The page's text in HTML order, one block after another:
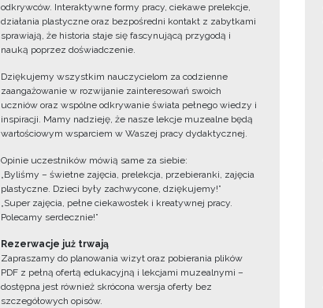
odkrywców. Interaktywne formy pracy, ciekawe prelekcje,
działania plastyczne oraz bezpośredni kontakt z zabytkami
sprawiają, że historia staje się fascynującą przygodą i
nauką poprzez doświadczenie.
Dziękujemy wszystkim nauczycielom za codzienne
zaangażowanie w rozwijanie zainteresowań swoich
uczniów oraz wspólne odkrywanie świata pełnego wiedzy i
inspiracji. Mamy nadzieję, że nasze lekcje muzealne będą
wartościowym wsparciem w Waszej pracy dydaktycznej.
Opinie uczestników mówią same za siebie:
„Byliśmy – świetne zajęcia, prelekcja, przebieranki, zajęcia
plastyczne. Dzieci były zachwycone, dziękujemy!”
„Super zajęcia, pełne ciekawostek i kreatywnej pracy.
Polecamy serdecznie!”
Rezerwacje już trwają
Zapraszamy do planowania wizyt oraz pobierania plików
PDF z pełną ofertą edukacyjną i lekcjami muzealnymi –
dostępna jest również skrócona wersja oferty bez
szczegółowych opisów.